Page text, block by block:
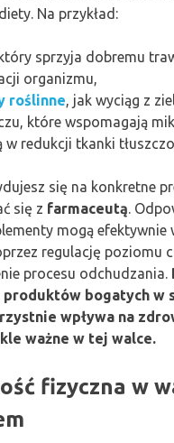
Na przykład:
sprzyja dobremu
organizmu,
roślinne, jak wyciąg z
które wspomagają
w redukcji tkanki
się na konkretne
się z farmaceutą.
mogą efektywnie
regulację poziomu
procesu odchudzania.
bogatych w
wpływa na
ważne w tej walce.
fizyczna w